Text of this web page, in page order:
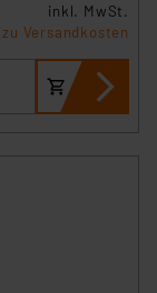
inkl. MwSt.
Versandkosten